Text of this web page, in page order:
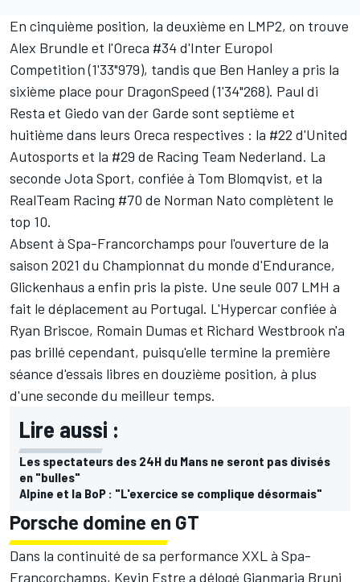
En cinquième position, la deuxième en LMP2, on trouve
Alex Brundle et l'Oreca #34 d'Inter Europol
Competition (1'33"979), tandis que Ben Hanley a pris la
sixième place pour DragonSpeed (1'34"268). Paul di
Resta et Giedo van der Garde sont septième et
huitième dans leurs Oreca respectives : la #22 d'United
Autosports et la #29 de Racing Team Nederland. La
seconde Jota Sport, confiée à Tom Blomqvist, et la
RealTeam Racing #70 de Norman Nato complètent le
top 10.
Absent à Spa-Francorchamps pour l'ouverture de la
saison 2021 du Championnat du monde d'Endurance,
Glickenhaus a enfin pris la piste. Une seule 007 LMH a
fait le déplacement au Portugal. L'Hypercar confiée à
Ryan Briscoe, Romain Dumas et Richard Westbrook n'a
pas brillé cependant, puisqu'elle termine la première
séance d'essais libres en douzième position, à plus
d'une seconde du meilleur temps.
Lire aussi :
Les spectateurs des 24H du Mans ne seront pas divisés
en "bulles"
Alpine et la BoP : "L'exercice se complique désormais"
Porsche domine en GT
Dans la continuité de sa performance XXL à Spa-
Francorchamps, Kevin Estre a délogé Gianmaria Bruni